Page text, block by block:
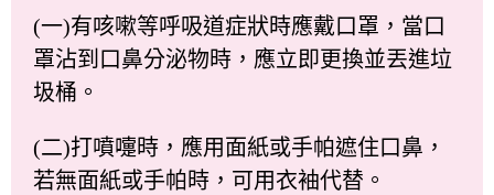
(一)有咳嗽等呼吸道症狀時應戴口罩，當口
罩沾到口鼻分泌物時，應立即更換並丟進垃
圾桶。
(二)打噴嚏時，應用面紙或手帕遮住口鼻，
若無面紙或手帕時，可用衣袖代替。